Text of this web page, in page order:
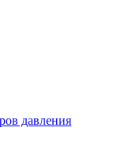
давления